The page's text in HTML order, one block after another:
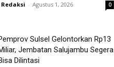
- Agustus 1, 2026 0
Sulsel Gelontorkan Rp13
Jembatan Salujambu Segera
Dilintasi